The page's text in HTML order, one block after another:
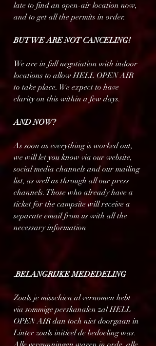
late to find an open-air location now,
and to get all the permits in order.
BUT WE ARE NOT CANCELING!
We are in full negotiation with indoor
locations to allow HELL OPEN AIR
to take place. We expect to have
clarity on this within a few days.
AND NOW?
As soon as everything is worked out,
we will let you know via our website,
social media channels and our mailing
list, as well as through all our press
channels. Those who already have a
ticket for the campsite will receive a
separate email from us with all the
necessary information
.BELANGRIJKE MEDEDELING
Zoals je misschien al vernomen hebt
via sommige perskanalen zal HELL
OPEN AIR dan toch niet doorgaan in
Linter zoals initieel de bedoeling was.